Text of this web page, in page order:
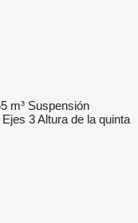
m³ Suspensión
Ejes 3Altura de la quinta